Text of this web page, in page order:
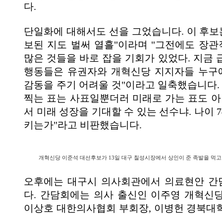
다.
단일화에 대해서도 선을 그었습니다. 이 후
보된 지도 벌써 열흘"이라며 "그전에도 장관
많은 것들을 바로 잡을 기회가 있었다. 지금
행동들은 유권자와 개혁신당 지지자들 누구
감동을 주기 어려울 것"이라고 일축했습니다
찍는 표는 사표일뿐더러 미래로 가는 표도
서 미래 성장을 기대할 수 있는 선수냐. 나이
키는가"라고 비판했습니다.
개혁신당 이준석 대선후보가 13일 대구 칠성시장에서 상인이 준 족발을 먹
오후에는 대구시 의사회관에서 의료현안 간
다. 간담회에는 의사 출신인 이주영 개혁신
이상호 대한의사협회 부회장, 이병헌 경북대